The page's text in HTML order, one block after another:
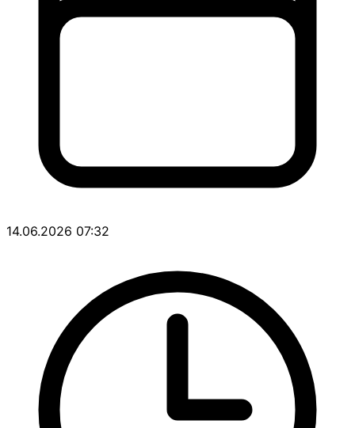
14.06.2026 07:32